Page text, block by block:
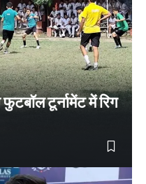
टूर्नामेंट में रिग